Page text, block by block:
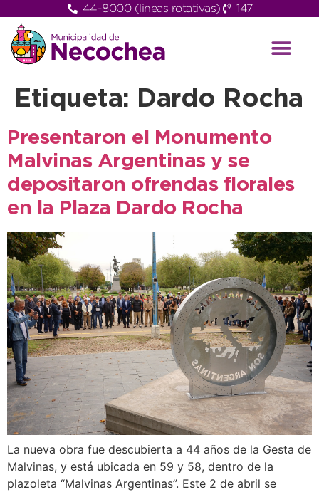
44-8000 (lineas rotativas) 147
Etiqueta: Dardo Rocha
Presentaron el Monumento
Malvinas Argentinas y se
depositaron ofrendas florales
en la Plaza Dardo Rocha
La nueva obra fue descubierta a 44 años de la Gesta de
Malvinas, y está ubicada en 59 y 58, dentro de la
plazoleta “Malvinas Argentinas”. Este 2 de abril se